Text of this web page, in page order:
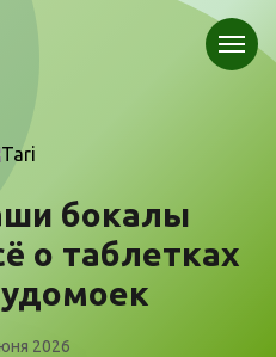
бокалы
о таблетках
2026